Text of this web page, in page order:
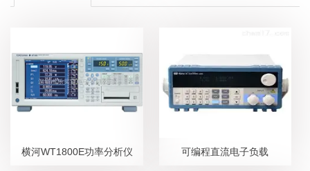
横河WT1800E功率分析仪 可编程直流电子负载